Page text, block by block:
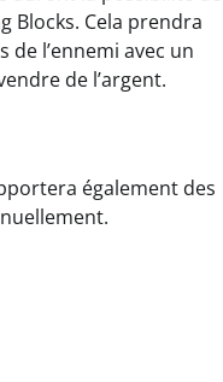
Blocks. Cela prendra
l’ennemi avec un
de l’argent.
également des